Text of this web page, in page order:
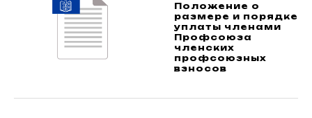
Положение о
размере и порядке
уплаты членами
Профсоюза
членских
профсоюзных
взносов